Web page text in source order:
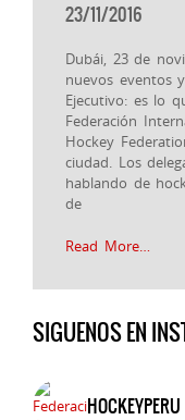
23/11/2016
Dubái, 23 de
nuevos eventos
Ejecutivo: es lo
Federación
Hockey
ciudad. Los
hablando de
de
Read More…
SIGUENOS EN
HOCKEYPERU